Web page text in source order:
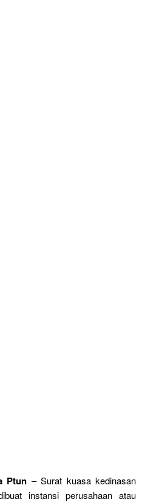
Ptun – Surat kuasa kedinasan
instansi perusahaan atau